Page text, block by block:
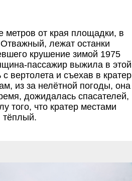
метров от края площадки, в
лежат останки
крушение зимой 1975
пассажир выжила в этой
вертолета и съехав в кратер
из за нелётной погоды, она
дожидалась спасателей,
того, что кратер местами
тёплый.